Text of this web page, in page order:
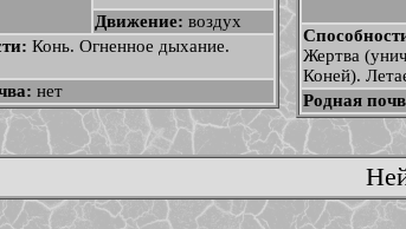
Движение: воздух
Конь. Огненное дыхание.
нет
Жертва
Коней).
Родная